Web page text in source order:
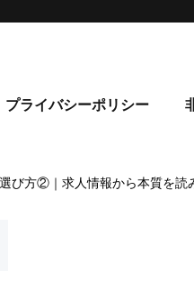
プライバシーポリシー
び方②｜求人情報から本質を読